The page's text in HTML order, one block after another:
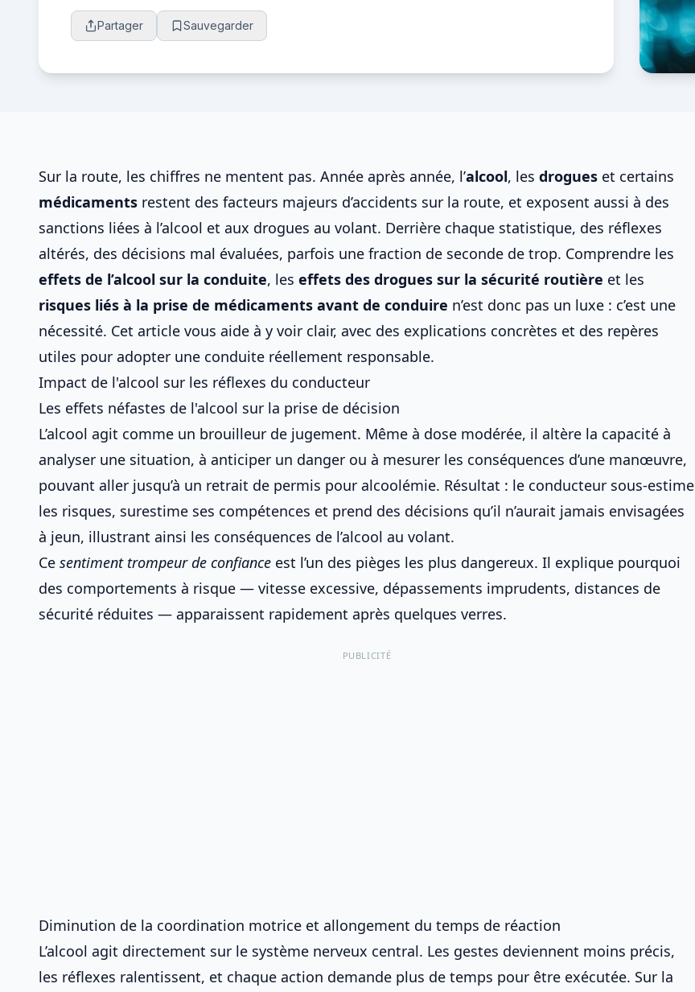
Partager Sauvegarder
Sur la route, les chiffres ne mentent pas. Année après année, l’alcool, les drogues et certains
médicaments restent des facteurs majeurs d’accidents sur la route, et exposent aussi à des
sanctions liées à l’alcool et aux drogues au volant. Derrière chaque statistique, des réflexes
altérés, des décisions mal évaluées, parfois une fraction de seconde de trop. Comprendre les
effets de l’alcool sur la conduite, les effets des drogues sur la sécurité routière et les
risques liés à la prise de médicaments avant de conduire n’est donc pas un luxe : c’est une
nécessité. Cet article vous aide à y voir clair, avec des explications concrètes et des repères
utiles pour adopter une conduite réellement responsable.
Impact de l'alcool sur les réflexes du conducteur
Les effets néfastes de l'alcool sur la prise de décision
L’alcool agit comme un brouilleur de jugement. Même à dose modérée, il altère la capacité à
analyser une situation, à anticiper un danger ou à mesurer les conséquences d’une manœuvre,
pouvant aller jusqu’à un retrait de permis pour alcoolémie. Résultat : le conducteur sous-estime
les risques, surestime ses compétences et prend des décisions qu’il n’aurait jamais envisagées
à jeun, illustrant ainsi les conséquences de l’alcool au volant.
Ce sentiment trompeur de confiance est l’un des pièges les plus dangereux. Il explique pourquoi
des comportements à risque — vitesse excessive, dépassements imprudents, distances de
sécurité réduites — apparaissent rapidement après quelques verres.
PUBLICITÉ
Diminution de la coordination motrice et allongement du temps de réaction
L’alcool agit directement sur le système nerveux central. Les gestes deviennent moins précis,
les réflexes ralentissent, et chaque action demande plus de temps pour être exécutée. Sur la